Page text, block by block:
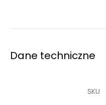
Dane techniczne
SKU